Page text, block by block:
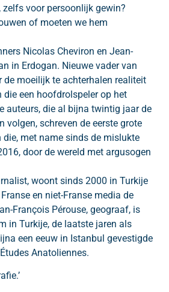
zelfs voor persoonlijk gewin?
of moeten we hem
Nicolas Cheviron en Jean-
in Erdogan. Nieuwe vader van
de moeilijk te achterhalen realiteit
die een hoofdrolspeler op het
auteurs, die al bijna twintig jaar de
volgen, schreven de eerste grote
met name sinds de mislukte
door de wereld met argusogen
woont sinds 2000 in Turkije
en niet-Franse media de
François Pérouse, geograaf, is
in Turkije, de laatste jaren als
een eeuw in Istanbul gevestigde
Anatoliennes.